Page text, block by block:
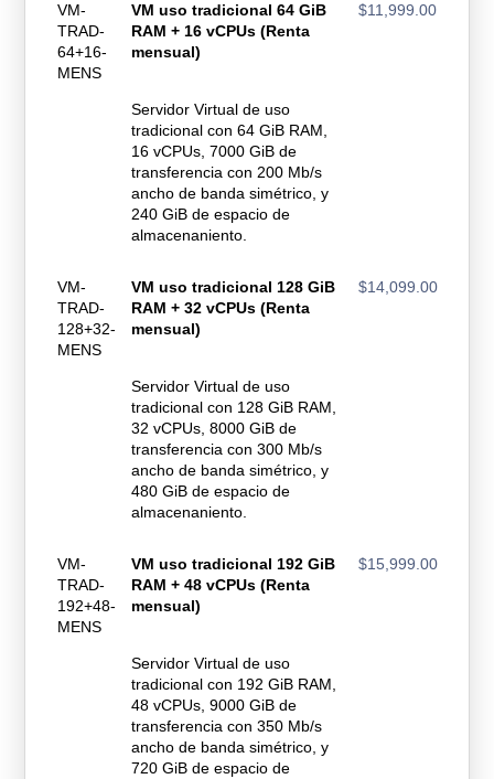
VM-
TRAD-
64+16-
MENS
VM uso tradicional 64 GiB
RAM + 16 vCPUs (Renta
mensual)
$11,999.00
Servidor Virtual de uso
tradicional con 64 GiB RAM,
16 vCPUs, 7000 GiB de
transferencia con 200 Mb/s
ancho de banda simétrico, y
240 GiB de espacio de
almacenaniento.
VM-
TRAD-
128+32-
MENS
VM uso tradicional 128 GiB
RAM + 32 vCPUs (Renta
mensual)
$14,099.00
Servidor Virtual de uso
tradicional con 128 GiB RAM,
32 vCPUs, 8000 GiB de
transferencia con 300 Mb/s
ancho de banda simétrico, y
480 GiB de espacio de
almacenaniento.
VM-
TRAD-
192+48-
MENS
VM uso tradicional 192 GiB
RAM + 48 vCPUs (Renta
mensual)
$15,999.00
Servidor Virtual de uso
tradicional con 192 GiB RAM,
48 vCPUs, 9000 GiB de
transferencia con 350 Mb/s
ancho de banda simétrico, y
720 GiB de espacio de